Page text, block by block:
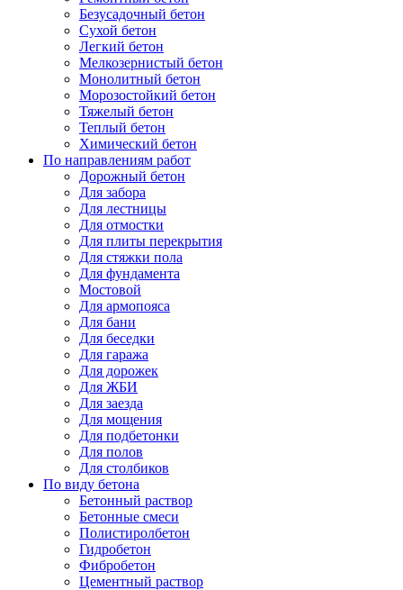
Безусадочный бетон
Сухой бетон
Легкий бетон
Мелкозернистый бетон
Монолитный бетон
Морозостойкий бетон
Тяжелый бетон
Теплый бетон
Химический бетон
По направлениям работ
Дорожный бетон
Для забора
Для лестницы
Для отмостки
Для плиты перекрытия
Для стяжки пола
Для фундамента
Мостовой
Для армопояса
Для бани
Для беседки
Для гаража
Для дорожек
Для ЖБИ
Для заезда
Для мощения
Для подбетонки
Для полов
Для столбиков
По виду бетона
Бетонный раствор
Бетонные смеси
Полистиролбетон
Гидробетон
Фибробетон
Цементный раствор